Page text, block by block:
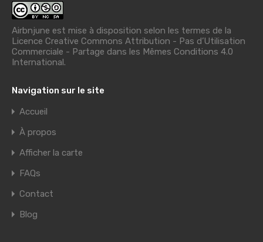
Airbnjune est mise à disposition selon les termes de la
Licence Creative Commons Attribution - Pas d’Utilisation
Commerciale - Partage dans les Mêmes Conditions 4.0
International.
Navigation sur le site
Accueil
À propos
Afficher la carte
FAQs
Contact
Blog